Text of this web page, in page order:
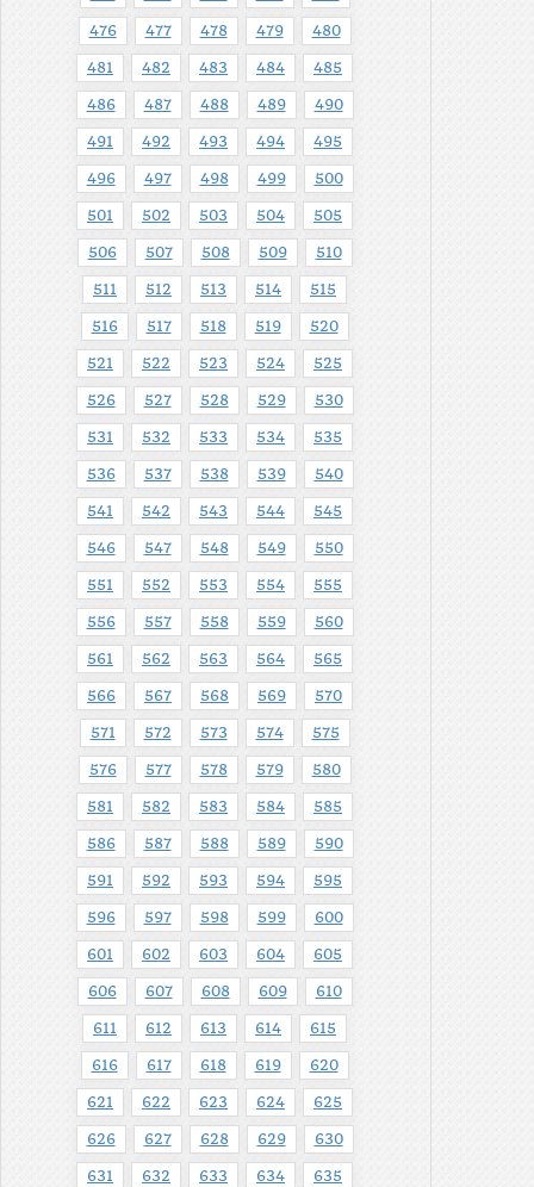
476 477 478 479 480
481 482 483 484 485
486 487 488 489 490
491 492 493 494 495
496 497 498 499 500
501 502 503 504 505
506 507 508 509 510
511 512 513 514 515
516 517 518 519 520
521 522 523 524 525
526 527 528 529 530
531 532 533 534 535
536 537 538 539 540
541 542 543 544 545
546 547 548 549 550
551 552 553 554 555
556 557 558 559 560
561 562 563 564 565
566 567 568 569 570
571 572 573 574 575
576 577 578 579 580
581 582 583 584 585
586 587 588 589 590
591 592 593 594 595
596 597 598 599 600
601 602 603 604 605
606 607 608 609 610
611 612 613 614 615
616 617 618 619 620
621 622 623 624 625
626 627 628 629 630
631 632 633 634 635